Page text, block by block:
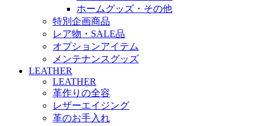
ホームグッズ・その他
特別企画商品
レア物・SALE品
オプションアイテム
メンテナンスグッズ
LEATHER
LEATHER
革作りの全容
レザーエイジング
革のお手入れ